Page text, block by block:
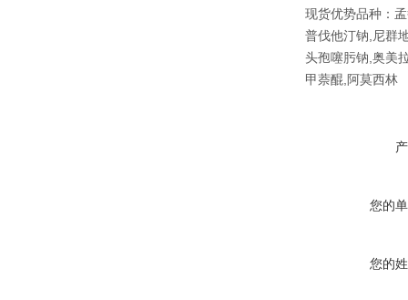
现货优势品种：
普伐他汀钠,尼群
头孢噻肟钠,奥美
甲萘醌,阿莫西林
您的
您的